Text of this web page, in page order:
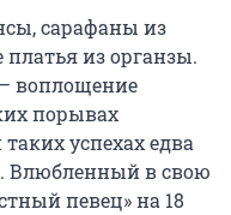
сарафаны из
платья из органзы.
воплощение
порывах
успехах едва
Влюбленный в свою
певец» на 18